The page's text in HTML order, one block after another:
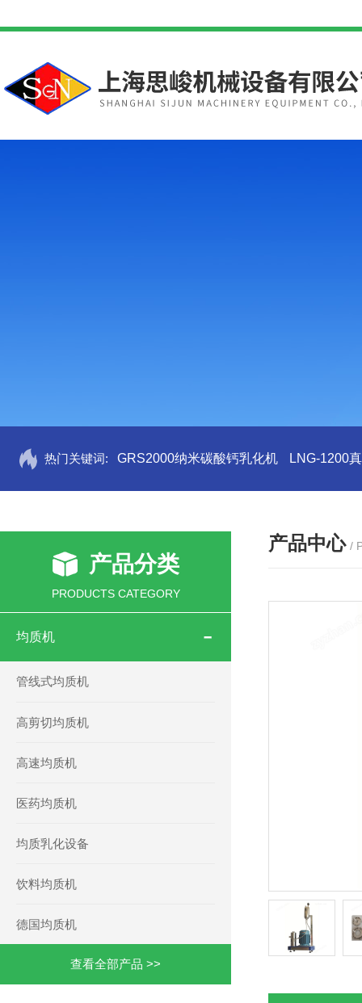
热门关键词: GRS2000纳米碳酸钙乳化机 LNG-1200
产品分类
PRODUCTS CATEGORY
均质机
管线式均质机
高剪切均质机
高速均质机
医药均质机
均质乳化设备
饮料均质机
德国均质机
查看全部产品 >>
产品中心 /